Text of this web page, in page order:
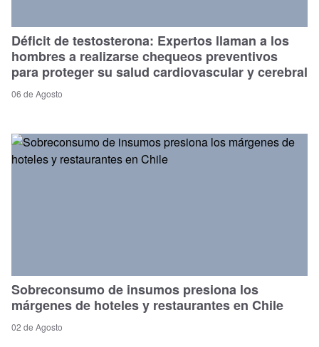
Déficit de testosterona: Expertos llaman a los
hombres a realizarse chequeos preventivos
para proteger su salud cardiovascular y cerebral
06 de Agosto
Sobreconsumo de insumos presiona los
márgenes de hoteles y restaurantes en Chile
02 de Agosto